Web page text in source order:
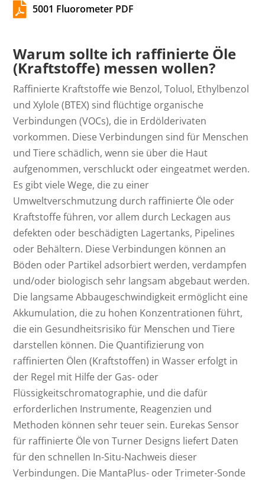
 5001 Fluorometer PDF
Warum sollte ich raffinierte Öle
(Kraftstoffe) messen wollen?
Raffinierte Kraftstoffe wie Benzol, Toluol, Ethylbenzol
und Xylole (BTEX) sind flüchtige organische
Verbindungen (VOCs), die in Erdölderivaten
vorkommen. Diese Verbindungen sind für Menschen
und Tiere schädlich, wenn sie über die Haut
aufgenommen, verschluckt oder eingeatmet werden.
Es gibt viele Wege, die zu einer
Umweltverschmutzung durch raffinierte Öle oder
Kraftstoffe führen, vor allem durch Leckagen aus
defekten oder beschädigten Lagertanks, Pipelines
oder Behältern. Diese Verbindungen können an
Böden oder Partikel adsorbiert werden, verdampfen
und/oder biologisch sehr langsam abgebaut werden.
Die langsame Abbaugeschwindigkeit ermöglicht eine
Akkumulation, die zu hohen Konzentrationen führt,
die ein Gesundheitsrisiko für Menschen und Tiere
darstellen können. Die Quantifizierung von
raffinierten Ölen (Kraftstoffen) in Wasser erfolgt in
der Regel mit Hilfe der Gas- oder
Flüssigkeitschromatographie, und die dafür
erforderlichen Instrumente, Reagenzien und
Methoden können sehr teuer sein. Eurekas Sensor
für raffinierte Öle von Turner Designs liefert Daten
für den schnellen In-Situ-Nachweis dieser
Verbindungen. Die MantaPlus- oder Trimeter-Sonde